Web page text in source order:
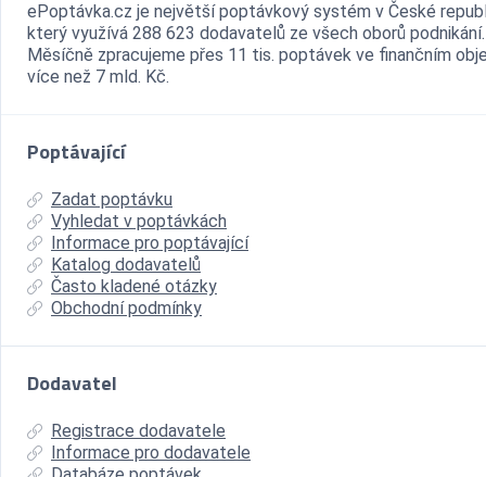
ePoptávka.cz je největší poptávkový systém v České
který využívá 288 623 dodavatelů ze všech oborů podnikání.
Měsíčně zpracujeme přes 11 tis. poptávek ve finančním
více než 7 mld. Kč.
Poptávající
Zadat poptávku
Vyhledat v poptávkách
Informace pro poptávající
Katalog dodavatelů
Často kladené otázky
Obchodní podmínky
Dodavatel
Registrace dodavatele
Informace pro dodavatele